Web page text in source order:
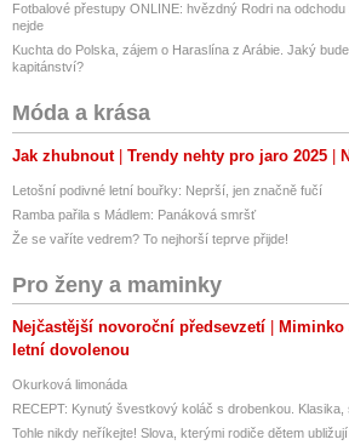
Fotbalové přestupy ONLINE: hvězdný Rodri na
nejde
Kuchta do Polska, zájem o Haraslína z Arábie. Jaký
kapitánství?
Móda a krása
Jak zhubnout Trendy nehty pro jaro 2025
Letošní podivné letní bouřky: Neprší, jen značně fučí
Ramba pařila s Mádlem: Panáková smršť
Že se vaříte vedrem? To nejhorší teprve přijde!
Pro ženy a maminky
Nejčastější novoroční předsevzetí Miminko
letní dovolenou
Okurková limonáda
RECEPT: Kynutý švestkový koláč s drobenkou.
Tohle nikdy neříkejte! Slova, kterými rodiče dětem